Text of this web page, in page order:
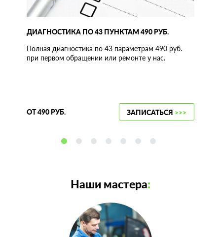
ДИАГНОСТИКА ПО 43 ПУНКТАМ 490 РУБ.
Полная диагностика по 43 параметрам 490 руб.
при первом обращении или ремонте у нас.
ОТ 490 РУБ. ЗАПИСАТЬСЯ >>>
Наши мастера: